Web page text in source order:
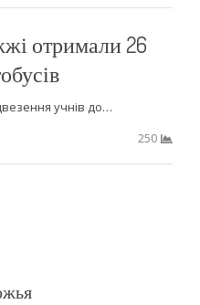
отримали 26
учнів до…
250